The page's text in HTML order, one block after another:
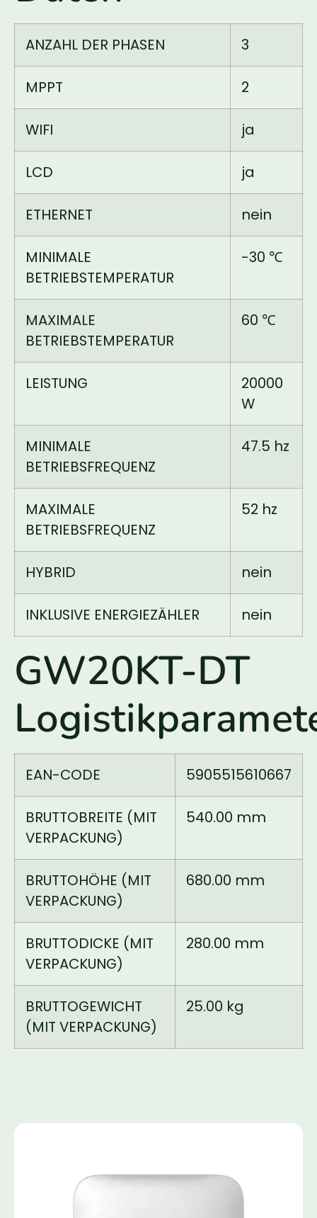
ANZAHL DER PHASEN 3
MPPT 2
WIFI ja
LCD ja
ETHERNET nein
MINIMALE
BETRIEBSTEMPERATUR
-30 ℃
MAXIMALE
BETRIEBSTEMPERATUR
60 ℃
LEISTUNG
20000
W
MINIMALE
BETRIEBSFREQUENZ
47.5 hz
MAXIMALE
BETRIEBSFREQUENZ
52 hz
HYBRID nein
INKLUSIVE ENERGIEZÄHLER nein
GW20KT-DT
EAN-CODE 5905515610667
BRUTTOBREITE (MIT
VERPACKUNG)
540.00 mm
BRUTTOHÖHE (MIT
VERPACKUNG)
680.00 mm
BRUTTODICKE (MIT
VERPACKUNG)
280.00 mm
BRUTTOGEWICHT
(MIT VERPACKUNG)
25.00 kg